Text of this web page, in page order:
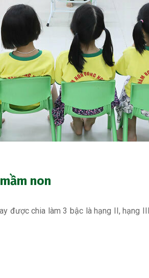
non
được chia làm 3 bậc là hạng II, hạng